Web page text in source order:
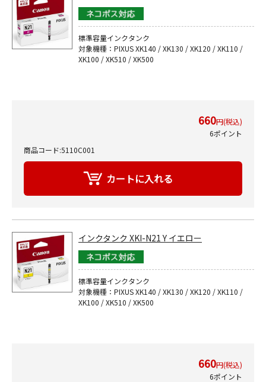
標準容量インクタンク
対象機種：PIXUS XK140 / XK130 / XK120 / XK110 /
XK100 / XK510 / XK500
660円(税込)
6ポイント
商品コード:5110C001
インクタンク XKI-N21 Y イエロー
標準容量インクタンク
対象機種：PIXUS XK140 / XK130 / XK120 / XK110 /
XK100 / XK510 / XK500
660円(税込)
6ポイント